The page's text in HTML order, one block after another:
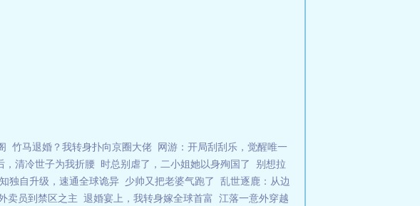
竹马退婚？我转身扑向京圈大佬
网游：开局刮刮乐，觉醒唯一
，清冷世子为我折腰 时总别虐了，二小姐她以身殉国了
别想拉
独自升级，速通全球诡异 少帅又把老婆气跑了
乱世逐鹿：从边
卖员到禁区之主 退婚宴上，我转身嫁全球首富 江落一意外穿越